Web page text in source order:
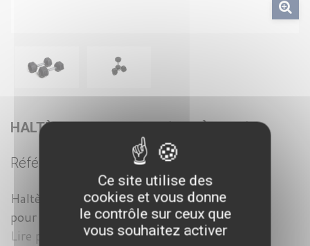
HALTÈRE HEXAGONALE (1KG À 10KG)
Référence : AM60994800
Haltères en caoutchouc de forme hexagonales
pour éviter les roulements au sol. .
Lire plus
Ce site utilise des
cookies et vous donne
le contrôle sur ceux que
vous souhaitez activer